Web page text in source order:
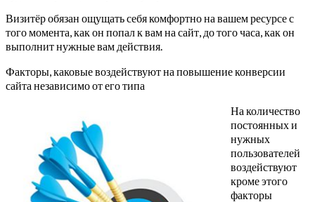
Визитёр обязан ощущать себя комфортно на вашем ресурсе с
того момента, как он попал к вам на сайт, до того часа, как он
выполнит нужные вам действия.
Факторы, каковые воздействуют на повышение конверсии
сайта независимо от его типа
На количество
постоянных и
нужных
пользователей
воздействуют
кроме этого
факторы